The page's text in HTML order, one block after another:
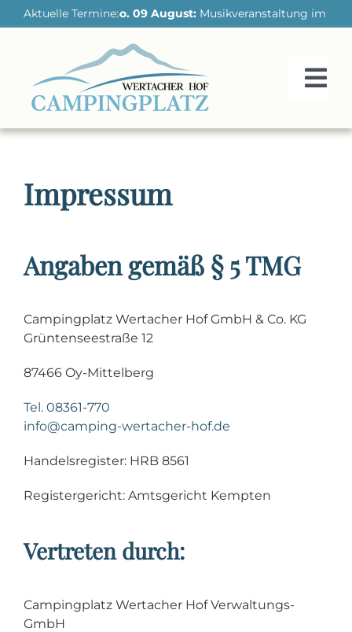
Skip
to
Aktuelle Termine:So. 09 August:Musikveranstaltung im
UNSER PLATZ
AKTIV SEIN
Impressum
Angaben gemäß § 5 TMG
Campingplatz Wertacher Hof GmbH & Co. KG
Grüntenseestraße 12
87466 Oy-Mittelberg
Tel. 08361-770
info@camping-wertacher-hof.de
Handelsregister: HRB 8561
Registergericht: Amtsgericht Kempten
Vertreten durch:
Campingplatz Wertacher Hof Verwaltungs-
GmbH